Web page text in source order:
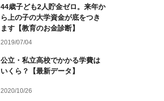
44歳子ども2人貯金ゼロ。来年か
ら上の子の大学資金が底をつき
ます【教育のお金診断】
2019/07/04
公立・私立高校でかかる学費は
いくら？【最新データ】
2020/10/26